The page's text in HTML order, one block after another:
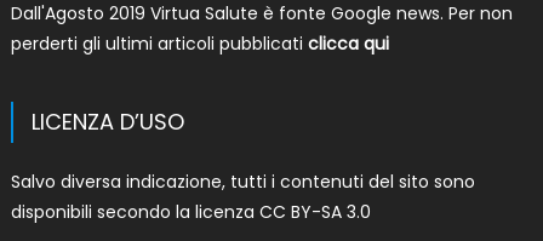
Dall'Agosto 2019 Virtua Salute è fonte Google news. Per non
perderti gli ultimi articoli pubblicati clicca qui
LICENZA D’USO
Salvo diversa indicazione, tutti i contenuti del sito sono
disponibili secondo la licenza CC BY-SA 3.0